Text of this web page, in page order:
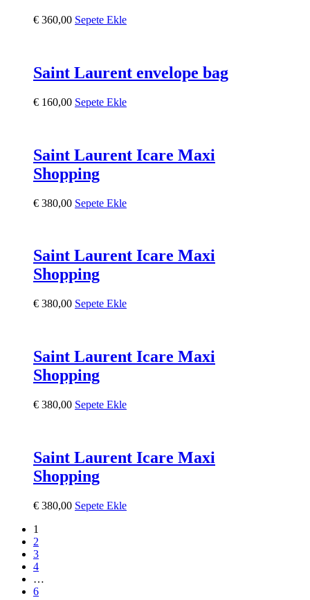
€ 360,00 Sepete Ekle
Saint Laurent envelope bag
€ 160,00 Sepete Ekle
Saint Laurent Icare Maxi
Shopping
€ 380,00 Sepete Ekle
Saint Laurent Icare Maxi
Shopping
€ 380,00 Sepete Ekle
Saint Laurent Icare Maxi
Shopping
€ 380,00 Sepete Ekle
Saint Laurent Icare Maxi
Shopping
€ 380,00 Sepete Ekle
1
2
3
4
…
6